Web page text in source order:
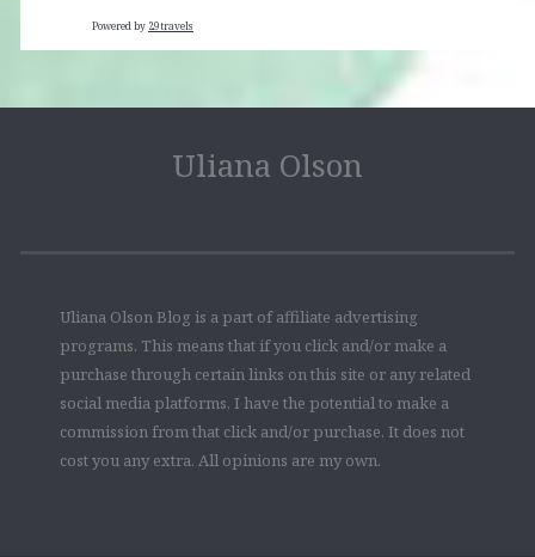
Powered by 29travels
Uliana Olson
Uliana Olson Blog is a part of affiliate advertising
programs. This means that if you click and/or make a
purchase through certain links on this site or any related
social media platforms, I have the potential to make a
commission from that click and/or purchase. It does not
cost you any extra. All opinions are my own.